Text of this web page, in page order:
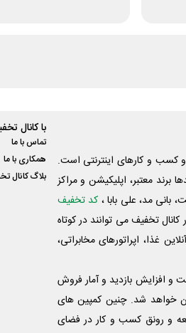
کسب و‌ کارهای اینترنتی است.
معتبر، اپلیکیشن و مراکز
بانی مد، علی‌ بابا ، کد تخفیف
تخفیف می توانند در کوتاه
غذا، اپراتورهای مخابراتی،
و افزایش بازدید و آمار فروش
خواهد شد. چنین کمپین های
و رونق کسب و کار در فضای
با کانال
تماس با ما
همکاری با ما
بلاگ کانال